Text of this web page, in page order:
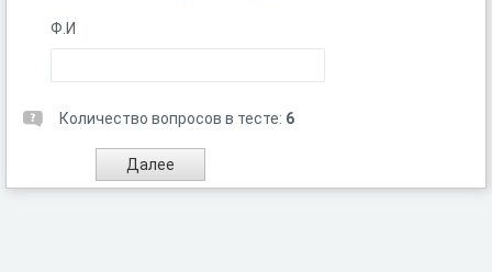
Ф.И
Количество вопросов в тесте: 6